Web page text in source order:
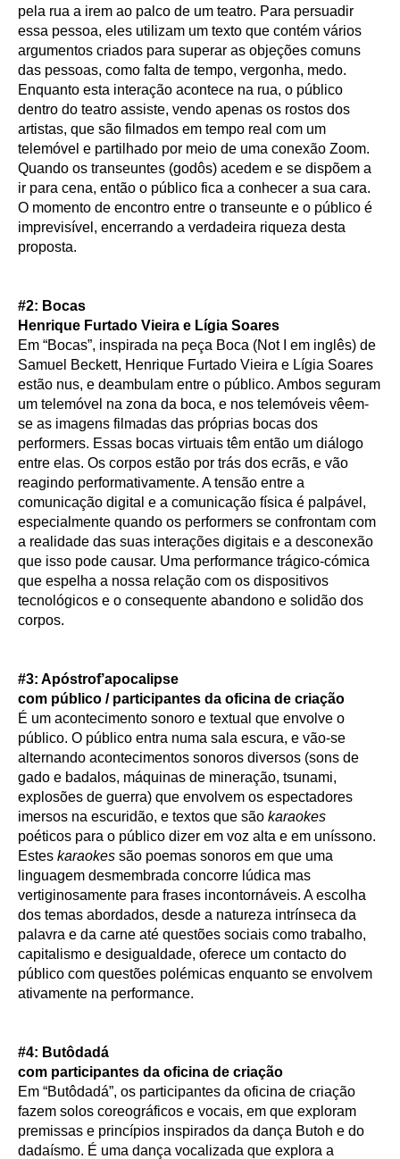
pela rua a irem ao palco de um teatro. Para persuadir
essa pessoa, eles utilizam um texto que contém vários
argumentos criados para superar as objeções comuns
das pessoas, como falta de tempo, vergonha, medo.
Enquanto esta interação acontece na rua, o público
dentro do teatro assiste, vendo apenas os rostos dos
artistas, que são filmados em tempo real com um
telemóvel e partilhado por meio de uma conexão Zoom.
Quando os transeuntes (godôs) acedem e se dispõem a
ir para cena, então o público fica a conhecer a sua cara.
O momento de encontro entre o transeunte e o público é
imprevisível, encerrando a verdadeira riqueza desta
proposta.
#2: Bocas
Henrique Furtado Vieira e Lígia Soares
Em “Bocas”, inspirada na peça Boca (Not I em inglês) de
Samuel Beckett, Henrique Furtado Vieira e Lígia Soares
estão nus, e deambulam entre o público. Ambos seguram
um telemóvel na zona da boca, e nos telemóveis vêem-
se as imagens filmadas das próprias bocas dos
performers. Essas bocas virtuais têm então um diálogo
entre elas. Os corpos estão por trás dos ecrãs, e vão
reagindo performativamente. A tensão entre a
comunicação digital e a comunicação física é palpável,
especialmente quando os performers se confrontam com
a realidade das suas interações digitais e a desconexão
que isso pode causar. Uma performance trágico-cómica
que espelha a nossa relação com os dispositivos
tecnológicos e o consequente abandono e solidão dos
corpos.
#3: Apóstrof’apocalipse
com público / participantes da oficina de criação
É um acontecimento sonoro e textual que envolve o
público. O público entra numa sala escura, e vão-se
alternando acontecimentos sonoros diversos (sons de
gado e badalos, máquinas de mineração, tsunami,
explosões de guerra) que envolvem os espectadores
imersos na escuridão, e textos que são karaokes
poéticos para o público dizer em voz alta e em uníssono.
Estes karaokes são poemas sonoros em que uma
linguagem desmembrada concorre lúdica mas
vertiginosamente para frases incontornáveis. A escolha
dos temas abordados, desde a natureza intrínseca da
palavra e da carne até questões sociais como trabalho,
capitalismo e desigualdade, oferece um contacto do
público com questões polémicas enquanto se envolvem
ativamente na performance.
#4: Butôdadá
com participantes da oficina de criação
Em “Butôdadá”, os participantes da oficina de criação
fazem solos coreográficos e vocais, em que exploram
premissas e princípios inspirados da dança Butoh e do
dadaísmo. É uma dança vocalizada que explora a